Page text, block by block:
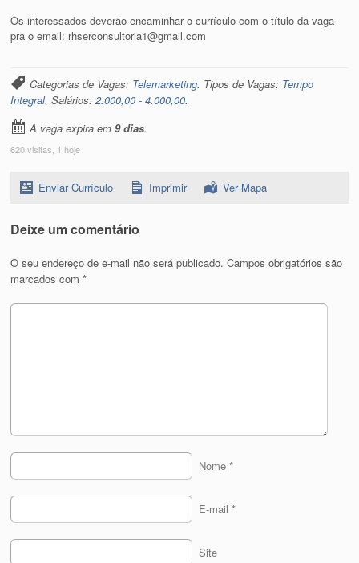
Os interessados deverão encaminhar o currículo com o título da vaga
pra o email: rhserconsultoria1@gmail.com
Categorias de Vagas: Telemarketing. Tipos de Vagas: Tempo
Integral. Salários:2.000,00 - 4.000,00.
A vaga expira em9 dias.
620 visitas, 1 hoje
Enviar Currículo Imprimir Ver Mapa
Deixe um comentário
O seu endereço de e-mail não será publicado. Campos obrigatórios são
marcados com*
Nome *
E-mail *
Site